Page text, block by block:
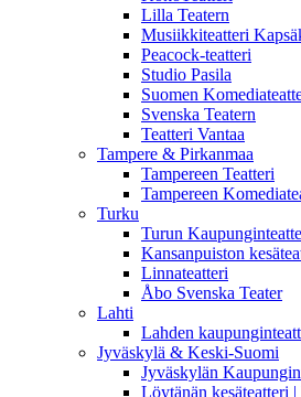
Lilla Teatern
Musiikkiteatteri
Peacock-teatteri
Studio Pasila
Suomen
Svenska Teatern
Teatteri Vantaa
Tampere & Pirkanmaa
Tampereen Teatteri
Tampereen
Turku
Turun
Kansanpuiston
Linnateatteri
Åbo Svenska Teater
Lahti
Lahden
Jyväskylä & Keski-Suomi
Jyväskylän
Löytänän kesäteatteri